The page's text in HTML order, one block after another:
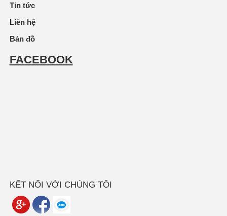
Tin tức
Liên hệ
Bản đồ
FACEBOOK
KẾT NỐI VỚI CHÚNG TÔI